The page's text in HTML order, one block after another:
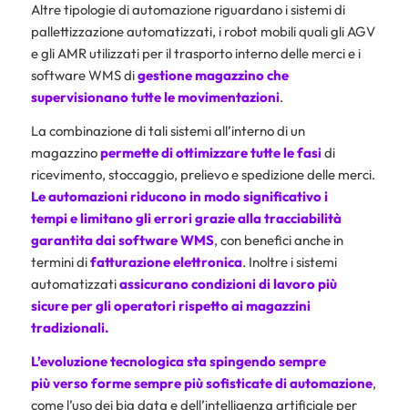
Altre tipologie di automazione riguardano i sistemi di
pallettizzazione automatizzati, i robot mobili quali gli AGV
e gli AMR utilizzati per il trasporto interno delle merci e i
software WMS digestione magazzinoche
supervisionano tutte le movimentazioni.
La combinazione di tali sistemi all’interno di un
magazzinopermette di ottimizzare tutte le fasidi
ricevimento, stoccaggio, prelievo e spedizione delle merci.
Le automazioni riducono in modo significativo i
tempi e limitano gli errori grazie alla tracciabilità
garantita dai software WMS, con benefici anche in
termini difatturazione elettronica. Inoltre i sistemi
automatizzatiassicurano condizioni di lavoro più
sicure per gli operatori rispetto ai magazzini
tradizionali.
L’evoluzione tecnologica sta spingendo sempre
più verso forme sempre più sofisticate diautomazione,
come l’uso dei big data e dell’intelligenza artificiale per